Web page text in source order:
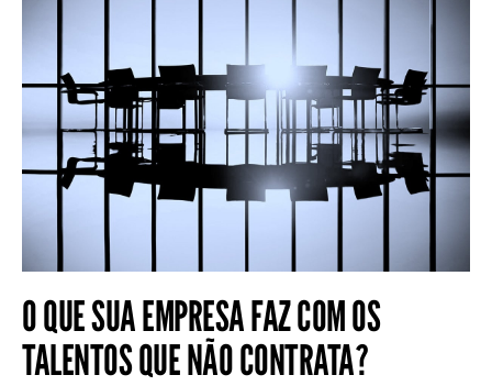
O QUE SUA EMPRESA FAZ COM OS
TALENTOS QUE NÃO CONTRATA?